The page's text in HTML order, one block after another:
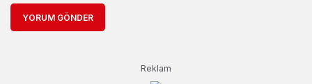
YORUM GÖNDER
Reklam